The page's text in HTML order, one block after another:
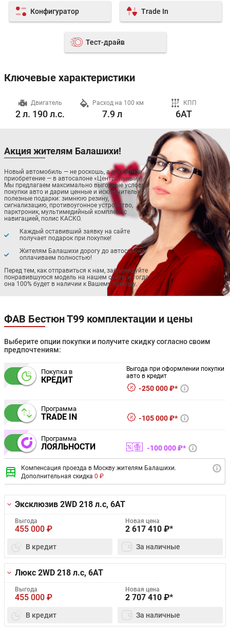
Конфигуратор Trade In
Тест-драйв
Ключевые характеристики
Двигатель
2 л. 190 л.с.
Расход на 100 км
7.9 л
КПП
6AT
Акция жителям Балашихи!
Новый автомобиль — не роскошь, а доступное
приобретение — в автосалоне «Центральный»!
Мы предлагаем максимально выгодные условия
покупки авто и дарим ценные и исключительно
полезные подарки: зимнюю резину,
сигнализацию, противоугонное устройство,
парктроник, мультимедийный комплекс с
навигацией, полис КАСКО.
Каждый оставивший заявку на сайте
получает подарок при покупке!
Жителям Балашихи дорогу до автосалона
оплачиваем полностью!
Перед тем, как отправиться к нам, забронируйте
понравившуюся модель на нашем сайте, и тогда
она 100% будет в наличии к Вашему приезду.
ФАВ Бестюн Т99 комплектации и цены
Выберите опции покупки и получите скидку согласно своим
предпочтениям:
Покупка в
КРЕДИТ
Выгода при оформлении покупки
авто в кредит
250 000 ₽*
Программа
TRADE IN 105 000 ₽*
Программа
ЛОЯЛЬНОСТИ 100 000 ₽*
Компенсация проезда в Москву жителям Балашихи.
Дополнительная скидка 0 ₽
Эксклюзив 2WD 218 л.с, 6AT
Выгода
455 000 ₽
Новая цена
2 617 410 ₽*
В кредит За наличные
Люкс 2WD 218 л.с, 6AT
Выгода
455 000 ₽
Новая цена
2 707 410 ₽*
В кредит За наличные